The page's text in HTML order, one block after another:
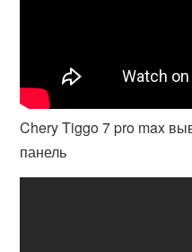
Chery Tiggo 7 pro max
панель